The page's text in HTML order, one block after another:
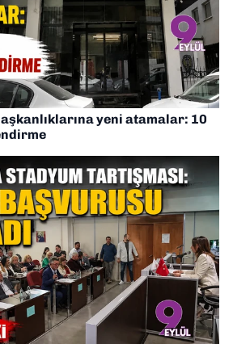
yeni atamalar: 10